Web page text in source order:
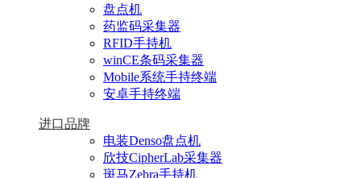
盘点机
药监码采集器
RFID手持机
winCE条码采集器
Mobile系统手持终端
安卓手持终端
进口品牌
电装Denso盘点机
欣技CipherLab采集器
斑马Zebra手持机